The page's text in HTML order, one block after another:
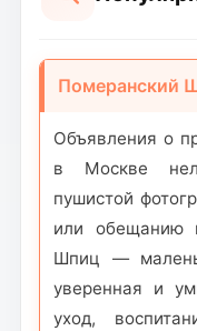
Померанский
Объявления о
в Москве
пушистой
или обещанию
Шпиц —
уверенная и
уход,